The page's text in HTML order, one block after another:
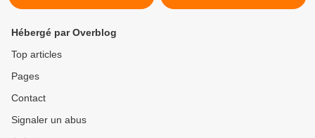
Hébergé par Overblog
Top articles
Pages
Contact
Signaler un abus